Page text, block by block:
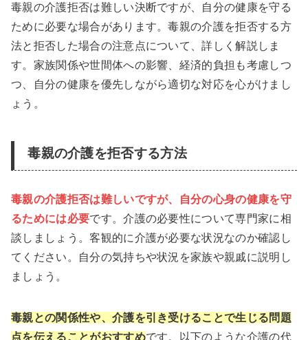
毒親の介護拒否は難しい決断ですが、自分の健康を守る
ために必要な場合があります。毒親の介護を拒否する方
法と拒否した場合の注意点について、詳しく解説しま
す。家族関係や世間体への影響、経済的負担も考慮しつ
つ、自分の健康を優先しながら適切な対応を心がけまし
ょう。
毒親の介護を拒否する方法
毒親の介護拒否は難しいですが、自分の心身の健康を守
るためには必要です。介護の必要性について専門家に相
談しましょう。客観的に介護が必要な状況なのか確認し
てください。自分の気持ちや状況を家族や親戚に説明し
ましょう。
毒親との関係性や、介護を引き受けることで生じる問題
点を伝えることがおすすめです。以下のような介護の代